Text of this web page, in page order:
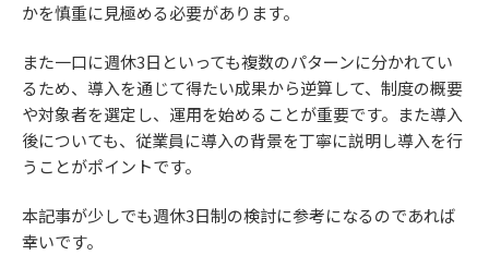
かを慎重に見極める必要があります。
また一口に週休3日といっても複数のパターンに分かれてい
るため、導入を通じて得たい成果から逆算して、制度の概要
や対象者を選定し、運用を始めることが重要です。また導入
後についても、従業員に導入の背景を丁寧に説明し導入を行
うことがポイントです。
本記事が少しでも週休3日制の検討に参考になるのであれば
幸いです。